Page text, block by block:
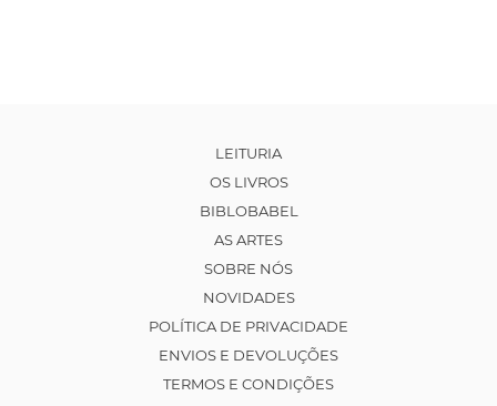
LEITURIA
OS LIVROS
BIBLOBABEL
AS ARTES
SOBRE NÓS
NOVIDADES
POLÍTICA DE PRIVACIDADE
ENVIOS E DEVOLUÇÕES
TERMOS E CONDIÇÕES